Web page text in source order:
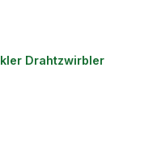
Drahtzwirbler